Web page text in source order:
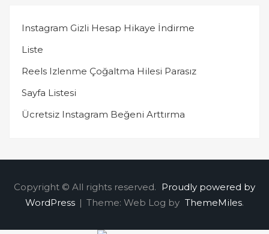
Instagram Gizli Hesap Hikaye İndirme
Liste
Reels Izlenme Çoğaltma Hilesi Parasız
Sayfa Listesi
Ücretsiz Instagram Beğeni Arttırma
Copyright © All rights reserved. Proudly powered by
WordPress | Theme: Web Log by ThemeMiles.